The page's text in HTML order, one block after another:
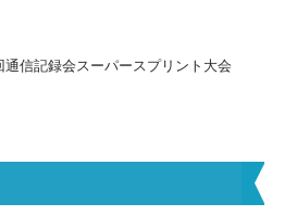
通信記録会スーパースプリント大会